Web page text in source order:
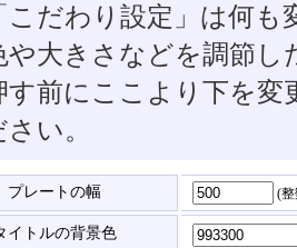
こだわり設定」は何
や大きさなどを調節
す前にここより下を
い。
プレートの幅 (
イトルの背景色